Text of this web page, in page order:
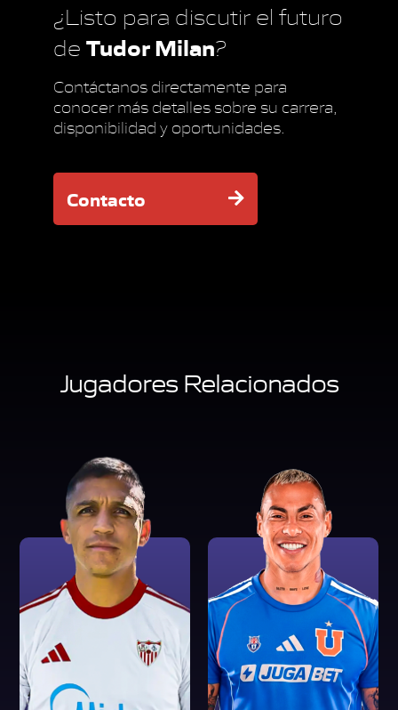
¿Listo para discutir el futuro
de Tudor Milan?
Contáctanos directamente para
conocer más detalles sobre su carrera,
disponibilidad y oportunidades.
Contacto
Jugadores Relacionados